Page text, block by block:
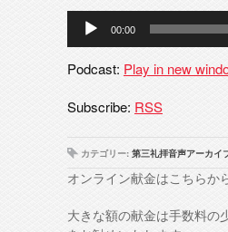
レ
ー
ー
00:00
Podcast: Play in new
Subscribe: RSS
カテゴリー: 第三礼拝音声アーカイ
オンライン献金はこちらか
大きな額の献金は手数料の